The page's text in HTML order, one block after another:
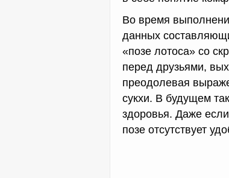
Во время
данных
«позе лотоса» со
перед друзьями,
преодолевая
сукхи. В будущем
здоровья. Даже
позе отсутствует